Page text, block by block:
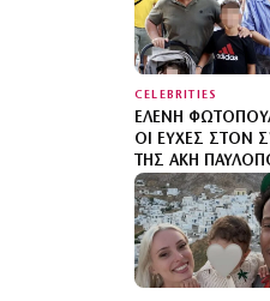
ΣΑΝΤΟΡΊΝΗ ΜΕ
ΤΟΥΣ ΠΑΙΔΙΆ
CELEBRITIES
ΕΛΈΝΗ
ΟΙ ΕΥΧΈΣ ΣΤΟΝ
ΤΗΣ ΆΚΗ
– «Ο ΦΎΛΑΚΑΣ
ΌΣΩΝ ΈΧΟΥΝ
ΝΑ ΒΡΊΣΚΟΝΤΑΙ
ΤΟΥ»